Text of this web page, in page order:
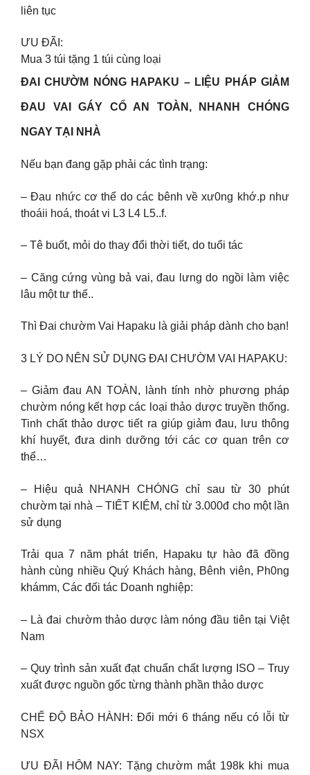
liên tục
ƯU ĐÃI:
Mua 3 túi tặng 1 túi cùng loại
ĐAI CHƯỜM NÓNG HAPAKU – LIỆU PHÁP GIẢM
ĐAU VAI GÁY CỔ AN TOÀN, NHANH CHÓNG
NGAY TẠI NHÀ
Nếu bạn đang gặp phải các tình trạng:
– Đau nhức cơ thể do các bênh về xư0ng khớ.p như
thoáii hoá, thoát vi L3 L4 L5..f.
– Tê buốt, mỏi do thay đổi thời tiết, do tuổi tác
– Căng cứng vùng bả vai, đau lưng do ngồi làm việc
lâu một tư thế..
Thì Đai chườm Vai Hapaku là giải pháp dành cho bạn!
3 LÝ DO NÊN SỬ DỤNG ĐAI CHƯỜM VAI HAPAKU:
– Giảm đau AN TOÀN, lành tính nhờ phương pháp
chườm nóng kết hợp các loại thảo dược truyền thống.
Tinh chất thảo dược tiết ra giúp giảm đau, lưu thông
khí huyết, đưa dinh dưỡng tới các cơ quan trên cơ
thể…
– Hiệu quả NHANH CHÓNG chỉ sau từ 30 phút
chườm tại nhà – TIẾT KIỆM, chỉ từ 3.000đ cho một lần
sử dụng
Trải qua 7 năm phát triển, Hapaku tự hào đã đồng
hành cùng nhiều Quý Khách hàng, Bênh viên, Ph0ng
khámm, Các đối tác Doanh nghiệp:
– Là đai chườm thảo dược làm nóng đầu tiên tại Việt
Nam
– Quy trình sản xuất đạt chuẩn chất lượng ISO – Truy
xuất được nguồn gốc từng thành phần thảo dược
CHẾ ĐỘ BẢO HÀNH: Đổi mới 6 tháng nếu có lỗi từ
NSX
ƯU ĐÃI HÔM NAY: Tặng chườm mắt 198k khi mua